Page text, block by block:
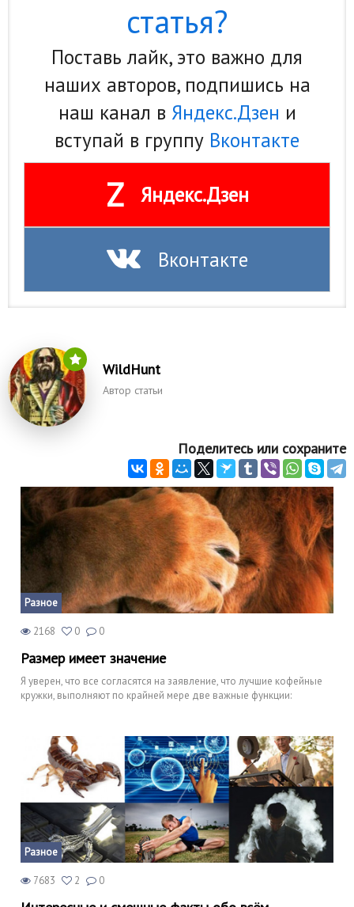
статья?
Поставь лайк, это важно для
наших авторов, подпишись на
наш канал в Яндекс.Дзен и
вступай в группу Вконтакте
Z Яндекс.Дзен
Вконтакте
WildHunt
Автор статьи
Поделитесь или сохраните
Разное
2168 0 0
Размер имеет значение
Я уверен, что все согласятся на заявление, что лучшие кофейные
кружки, выполняют по крайней мере две важные функции:
Разное
7683 2 0